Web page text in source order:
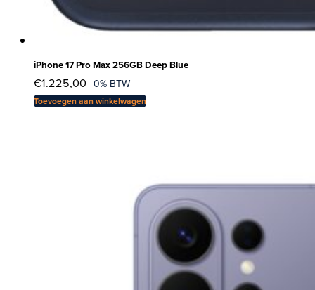
iPhone 17 Pro Max 256GB Deep Blue
€1.225,00 0% BTW
Toevoegen aan winkelwagen